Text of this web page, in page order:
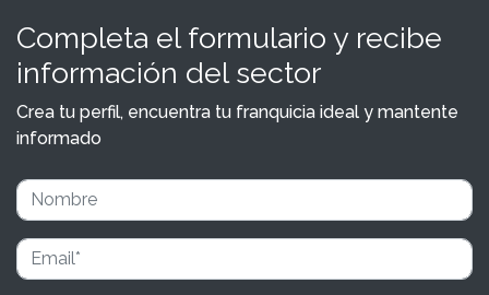
Completa el formulario y recibe
información del sector
Crea tu perfil, encuentra tu franquicia ideal y mantente
informado